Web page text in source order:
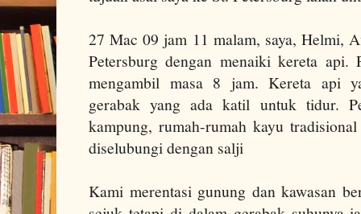
27 Mac 09 jam 11 malam, saya, Helmi,
Petersburg dengan menaiki kereta api.
mengambil masa 8 jam. Kereta api
gerabak yang ada katil untuk tidur.
kampung, rumah-rumah kayu
diselubungi dengan salji
Kami merentasi gunung dan kawasan